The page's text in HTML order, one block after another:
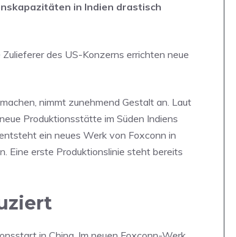
in Indien drastisch
des US-Konzerns errichten neue
nimmt zunehmend Gestalt an. Laut
Produktionsstätte im Süden Indiens
ein neues Werk von Foxconn in
Eine erste Produktionslinie steht bereits